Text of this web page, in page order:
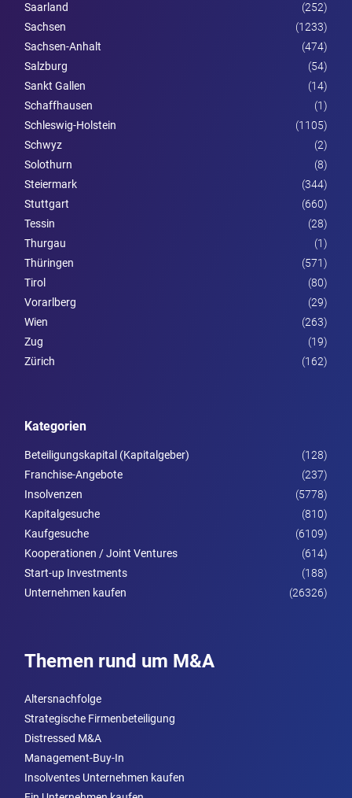
Saarland
(252)
Sachsen
(1233)
Sachsen-Anhalt
(474)
Salzburg
(54)
Sankt Gallen
(14)
Schaffhausen
(1)
Schleswig-Holstein
(1105)
Schwyz
(2)
Solothurn
(8)
Steier­mark
(344)
Stuttgart
(660)
Tessin
(28)
Thurgau
(1)
Thüringen
(571)
Tirol
(80)
Vorarl­berg
(29)
Wien
(263)
Zug
(19)
Zürich
(162)
Kategorien
Beteiligungskapital (Kapitalgeber)
(128)
Franchise-Angebote
(237)
Insolvenzen
(5778)
Kapitalgesuche
(810)
Kaufgesuche
(6109)
Kooperationen / Joint Ventures
(614)
Start-up Investments
(188)
Unternehmen kaufen
(26326)
Themen rund um M&A
Altersnachfolge
Strategische Firmenbeteiligung
Distressed M&A
Management-Buy-In
Insolventes Unternehmen kaufen